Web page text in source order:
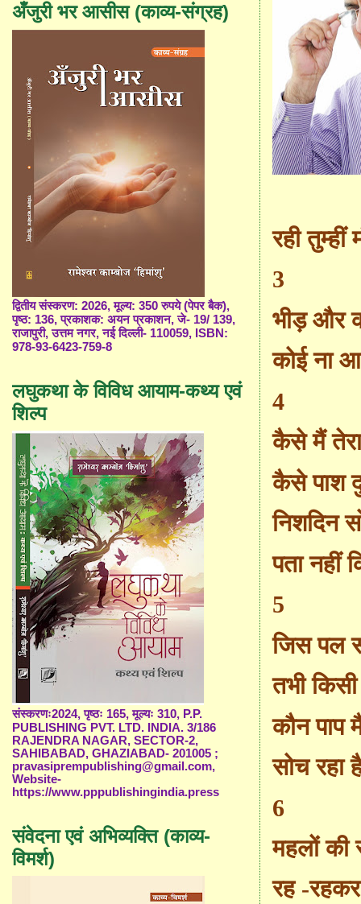
रही तुम्हीं
3
भीड़ और
कोई ना
4
कैसे मैं
कैसे पाश
निशदिन
पता नहीं
5
जिस पल
तभी
कौन पाप
सोच रहा
6
महलों की
रह -
अँजुरी भर आसीस (काव्य-संग्रह)
द्वितीय संस्करण: 2026, मूल्य: 350 रुपये (पेपर बैक),
पृष्ठ: 136, प्रकाशक: अयन प्रकाशन, जे- 19/ 139,
राजापुरी, उत्तम नगर, नई दिल्ली- 110059, ISBN:
978-93-6423-759-8
लघुकथा के विविध आयाम-कथ्य एवं
शिल्प
संस्करणः2024, पृष्ठः 165, मूल्यः 310, P.P.
PUBLISHING PVT. LTD. INDIA. 3/186
RAJENDRA NAGAR, SECTOR-2,
SAHIBABAD, GHAZIABAD- 201005 ;
pravasiprempublishing@gmail.com,
Website-
https://www.pppublishingindia.press
संवेदना एवं अभिव्यक्ति (काव्य-
विमर्श)